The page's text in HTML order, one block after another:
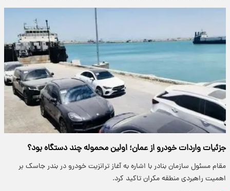
جزئیات واردات خودرو از عمان؛ اولین محموله چند دستگاه بود؟
مقام مسئول سازمان بنادر با اشاره به آغاز ترانزیت خودرو در بندر جاسک بر
اهمیت راهبردی منطقه مکران تاکید کرد.